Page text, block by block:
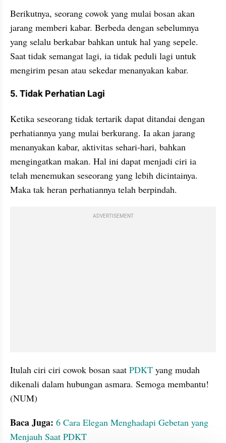
Berikutnya, seorang cowok yang mulai bosan akan
jarang memberi kabar. Berbeda dengan sebelumnya
yang selalu berkabar bahkan untuk hal yang sepele.
Saat tidak semangat lagi, ia tidak peduli lagi untuk
mengirim pesan atau sekedar menanyakan kabar.
5. Tidak Perhatian Lagi
Ketika seseorang tidak tertarik dapat ditandai dengan
perhatiannya yang mulai berkurang. Ia akan jarang
menanyakan kabar, aktivitas sehari-hari, bahkan
mengingatkan makan. Hal ini dapat menjadi ciri ia
telah menemukan seseorang yang lebih dicintainya.
Maka tak heran perhatiannya telah berpindah.
ADVERTISEMENT
Itulah ciri ciri cowok bosan saat PDKT yang mudah
dikenali dalam hubungan asmara. Semoga membantu!
(NUM)
Baca Juga: 6 Cara Elegan Menghadapi Gebetan yang
Menjauh Saat PDKT